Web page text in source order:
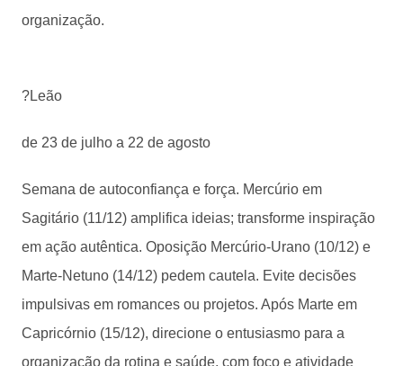
organização.
?Leão
de 23 de julho a 22 de agosto
Semana de autoconfiança e força. Mercúrio em
Sagitário (11/12) amplifica ideias; transforme inspiração
em ação autêntica. Oposição Mercúrio-Urano (10/12) e
Marte-Netuno (14/12) pedem cautela. Evite decisões
impulsivas em romances ou projetos. Após Marte em
Capricórnio (15/12), direcione o entusiasmo para a
organização da rotina e saúde, com foco e atividade